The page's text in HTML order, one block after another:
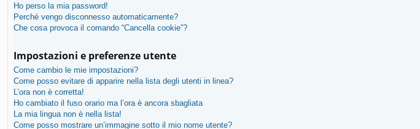
Ho perso la mia password!
Perché vengo disconnesso automaticamente?
Che cosa provoca il comando “Cancella cookie”?
Impostazioni e preferenze utente
Come cambio le mie impostazioni?
Come posso evitare di apparire nella lista degli utenti in linea?
L’ora non è corretta!
Ho cambiato il fuso orario ma l’ora è ancora sbagliata
La mia lingua non è nella lista!
Come posso mostrare un’immagine sotto il mio nome utente?